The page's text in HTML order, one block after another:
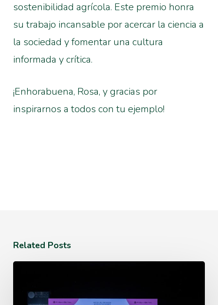
sostenibilidad agrícola. Este premio honra
su trabajo incansable por acercar la ciencia a
la sociedad y fomentar una cultura
informada y crítica.
¡Enhorabuena, Rosa, y gracias por
inspirarnos a todos con tu ejemplo!
Related Posts